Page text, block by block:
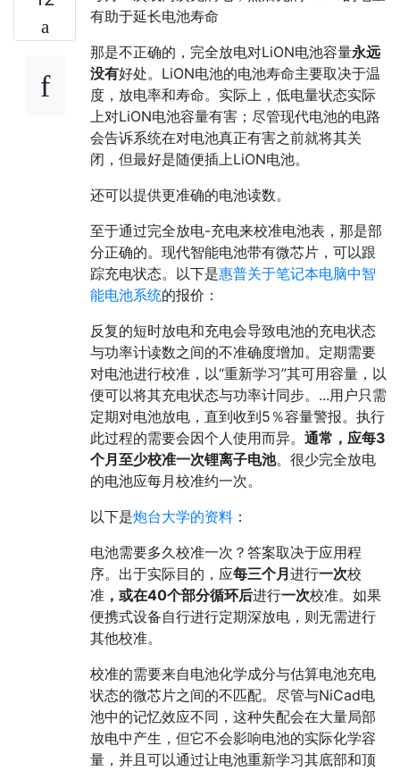
有助于延长电池寿命
那是不正确的，完全放电对LiON电池容量永远
没有好处。LiON电池的电池寿命主要取决于温
度，放电率和寿命。实际上，低电量状态实际
上对LiON电池容量有害；尽管现代电池的电路
会告诉系统在对电池真正有害之前就将其关
闭，但最好是随便插上LiON电池。
还可以提供更准确的电池读数。
至于通过完全放电-充电来校准电池表，那是部
分正确的。现代智能电池带有微芯片，可以跟
踪充电状态。以下是惠普关于笔记本电脑中智
能电池系统的报价：
反复的短时放电和充电会导致电池的充电状态
与功率计读数之间的不准确度增加。定期需要
对电池进行校准，以“重新学习”其可用容量，以
便可以将其充电状态与功率计同步。...用户只需
定期对电池放电，直到收到5％容量警报。执行
此过程的需要会因个人使用而异。 通常，应每3
个月至少校准一次锂离子电池。很少完全放电
的电池应每月校准约一次。
以下是炮台大学的资料 ：
电池需要多久校准一次？答案取决于应用程
序。出于实际目的，应每三个月进行一次校
准 ，或在40个部分循环后进行一次校准。如果
便携式设备自行进行定期深放电，则无需进行
其他校准。
校准的需要来自电池化学成分与估算电池充电
状态的微芯片之间的不匹配。尽管与NiCad电
池中的记忆效应不同，这种失配会在大量局部
放电中产生，但它不会影响电池的实际化学容
量，并且可以通过让电池重新学习其底部和顶